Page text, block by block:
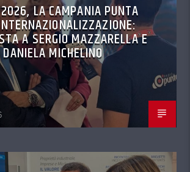
LA CAMPANIA PUNTA
A SERGIO MAZZARELLA E
DANIELA MICHELINO